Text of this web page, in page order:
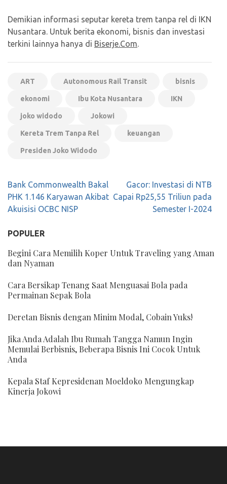
Demikian informasi seputar kereta trem tanpa rel di IKN
Nusantara. Untuk berita ekonomi, bisnis dan investasi
terkini lainnya hanya di Biserje.Com.
ART Autonomous Rail Transit bisnis
ekonomi Ibu Kota Nusantara IKN
joko widodo Jokowi
Kereta Trem Tanpa Rel keuangan
Presiden Joko Widodo
Navigasi
pos
Bank Commonwealth Bakal
PHK 1.146 Karyawan Akibat
Akuisisi OCBC NISP
Gacor: Investasi di NTB
Capai Rp25,55 Triliun pada
Semester I-2024
POPULER
Begini Cara Memilih Koper Untuk Traveling yang Aman
dan Nyaman
Cara Bersikap Tenang Saat Menguasai Bola pada
Permainan Sepak Bola
Deretan Bisnis dengan Minim Modal, Cobain Yuks!
Jika Anda Adalah Ibu Rumah Tangga Namun Ingin
Memulai Berbisnis, Beberapa Bisnis Ini Cocok Untuk
Anda
Kepala Staf Kepresidenan Moeldoko Mengungkap
Kinerja Jokowi